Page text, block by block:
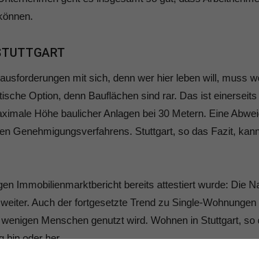
mit sich, denn wer hier leben will, muss
Option, denn Bauflächen sind rar. Das ist
Höhe baulicher Anlagen bei 30 Metern. Eine
Genehmigungsverfahrens. Stuttgart, so das Fazit,
Immobilienmarktbericht bereits attestiert wurde: Die
Auch der fortgesetzte Trend zu Single-
Menschen genutzt wird. Wohnen in Stuttgart,
hin oder her.